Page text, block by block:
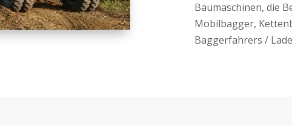
Baumaschinen, die
Mobilbagger,
Baggerfahrers /